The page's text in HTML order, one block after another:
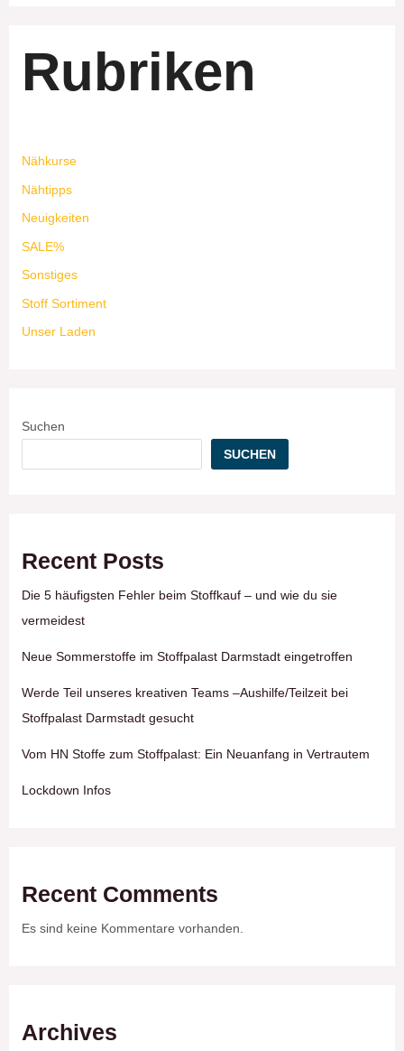
Rubriken
Nähkurse
Nähtipps
Neuigkeiten
SALE%
Sonstiges
Stoff Sortiment
Unser Laden
Suchen
SUCHEN
Recent Posts
Die 5 häufigsten Fehler beim Stoffkauf – und wie du sie
vermeidest
Neue Sommerstoffe im Stoffpalast Darmstadt eingetroffen
Werde Teil unseres kreativen Teams –Aushilfe/Teilzeit bei
Stoffpalast Darmstadt gesucht
Vom HN Stoffe zum Stoffpalast: Ein Neuanfang in Vertrautem
Lockdown Infos
Recent Comments
Es sind keine Kommentare vorhanden.
Archives